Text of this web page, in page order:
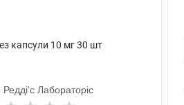
капсули 10 мг 30 шт
Редді'с Лабораторіс